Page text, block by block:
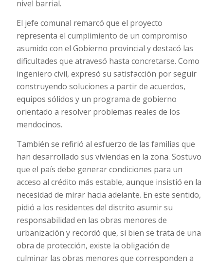
nivel barrial.
El jefe comunal remarcó que el proyecto
representa el cumplimiento de un compromiso
asumido con el Gobierno provincial y destacó las
dificultades que atravesó hasta concretarse. Como
ingeniero civil, expresó su satisfacción por seguir
construyendo soluciones a partir de acuerdos,
equipos sólidos y un programa de gobierno
orientado a resolver problemas reales de los
mendocinos.
También se refirió al esfuerzo de las familias que
han desarrollado sus viviendas en la zona. Sostuvo
que el país debe generar condiciones para un
acceso al crédito más estable, aunque insistió en la
necesidad de mirar hacia adelante. En este sentido,
pidió a los residentes del distrito asumir su
responsabilidad en las obras menores de
urbanización y recordó que, si bien se trata de una
obra de protección, existe la obligación de
culminar las obras menores que corresponden a